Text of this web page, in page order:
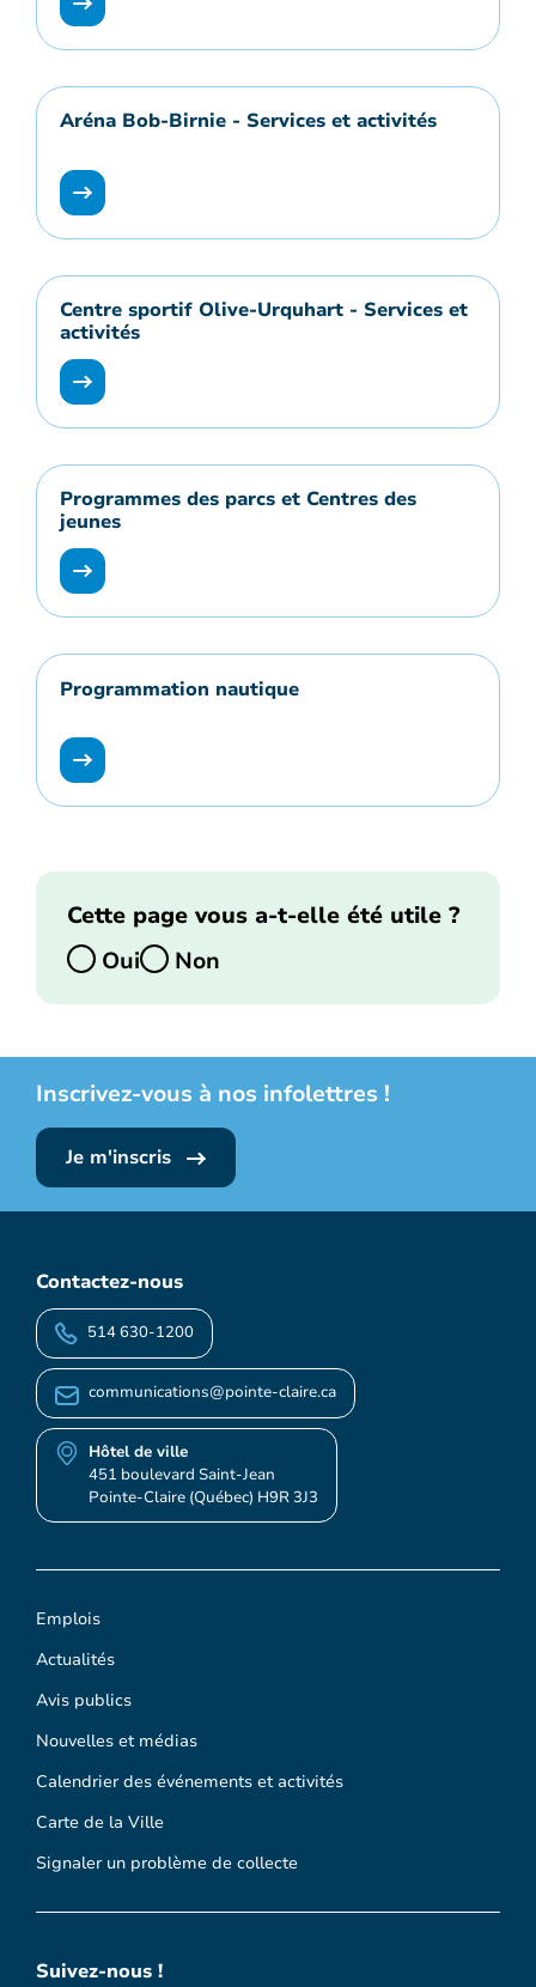
Aréna Bob-Birnie - Services et activités
Centre sportif Olive-Urquhart - Services et
activités
Programmes des parcs et Centres des
jeunes
Programmation nautique
Cette page vous a-t-elle été utile ?
Oui
Non
Inscrivez-vous à nos infolettres !
Je m'inscris
Emplois
Actualités
Avis publics
Nouvelles et médias
Calendrier des événements et activités
Carte de la Ville
Signaler un problème de collecte
Contactez-nous
514 630-1200
communications@pointe-claire.ca
Hôtel de ville
451 boulevard Saint-Jean
Pointe-Claire (Québec) H9R 3J3
Suivez-nous !